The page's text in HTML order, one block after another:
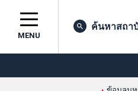
MENU
ค้นหาสถา